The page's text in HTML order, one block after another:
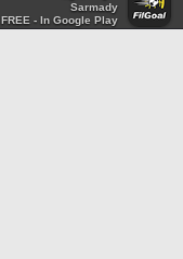
Sarmady
FREE - In Google Play